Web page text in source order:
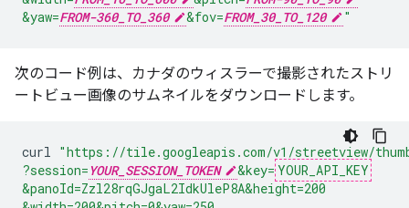
&yaw=FROM-360_TO_360 &fov=FROM_30_TO_120 "
次のコード例は、カナダのウィスラーで撮影されたストリ
ートビュー画像のサムネイルをダウンロードします。
curl "https://tile.googleapis.com/v1/streetview/
?session= YOUR_SESSION_TOKEN &key= YOUR_API_KEY
&panoId=Zzl28rqGJgaL2IdkUleP8A&height=200